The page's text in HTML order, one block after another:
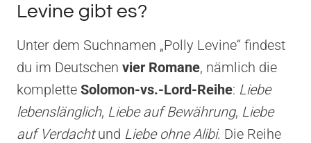
Levine gibt es?
Unter dem Suchnamen „Polly Levine“ findest
du im Deutschen vier Romane, nämlich die
komplette Solomon-vs.-Lord-Reihe: Liebe
lebenslänglich, Liebe auf Bewährung, Liebe
auf Verdachtund Liebe ohne Alibi. Die Reihe